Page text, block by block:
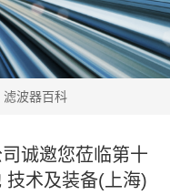
滤波器百科
诚邀您莅临第十
技术及装备(上海)